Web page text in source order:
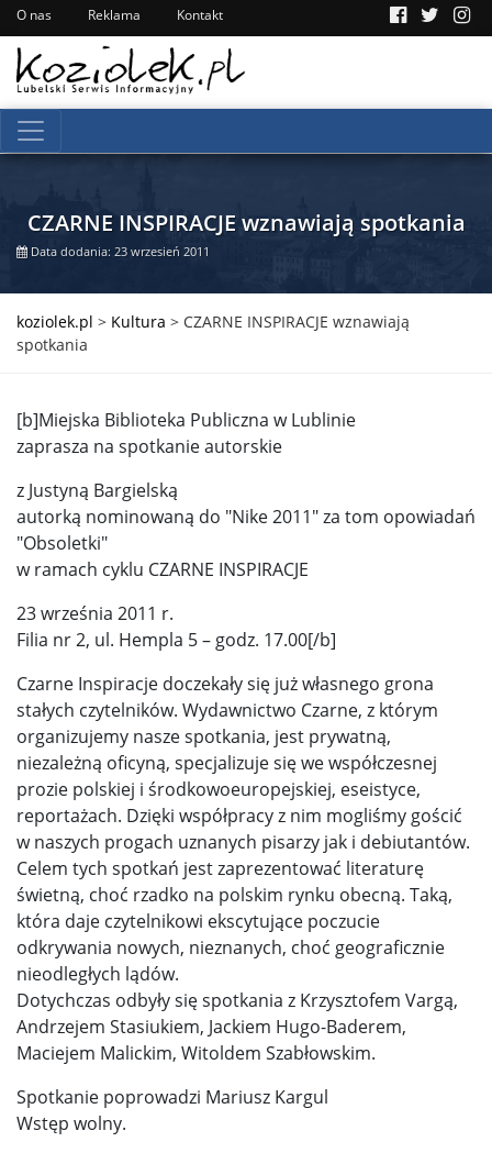
O nas Reklama Kontakt
CZARNE INSPIRACJE wznawiają spotkania
Data dodania: 23 wrzesień 2011
koziolek.pl > Kultura > CZARNE INSPIRACJE wznawiają
spotkania
[b]Miejska Biblioteka Publiczna w Lublinie
zaprasza na spotkanie autorskie
z Justyną Bargielską
autorką nominowaną do "Nike 2011" za tom opowiadań
"Obsoletki"
w ramach cyklu CZARNE INSPIRACJE
23 września 2011 r.
Filia nr 2, ul. Hempla 5 – godz. 17.00[/b]
Czarne Inspiracje doczekały się już własnego grona
stałych czytelników. Wydawnictwo Czarne, z którym
organizujemy nasze spotkania, jest prywatną,
niezależną oficyną, specjalizuje się we współczesnej
prozie polskiej i środkowoeuropejskiej, eseistyce,
reportażach. Dzięki współpracy z nim mogliśmy gościć
w naszych progach uznanych pisarzy jak i debiutantów.
Celem tych spotkań jest zaprezentować literaturę
świetną, choć rzadko na polskim rynku obecną. Taką,
która daje czytelnikowi ekscytujące poczucie
odkrywania nowych, nieznanych, choć geograficznie
nieodległych lądów.
Dotychczas odbyły się spotkania z Krzysztofem Vargą,
Andrzejem Stasiukiem, Jackiem Hugo-Baderem,
Maciejem Malickim, Witoldem Szabłowskim.
Spotkanie poprowadzi Mariusz Kargul
Wstęp wolny.